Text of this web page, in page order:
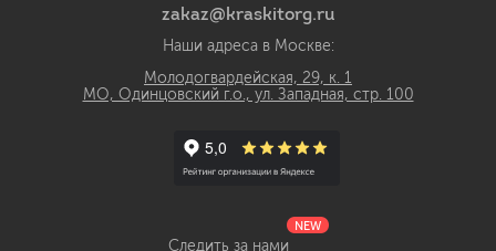
zakaz@kraskitorg.ru
Наши адреса в Москве:
Молодогвардейская, 29, к. 1
МО, Одинцовский г.о., ул. Западная, стр. 100
Следить за нами
NEW